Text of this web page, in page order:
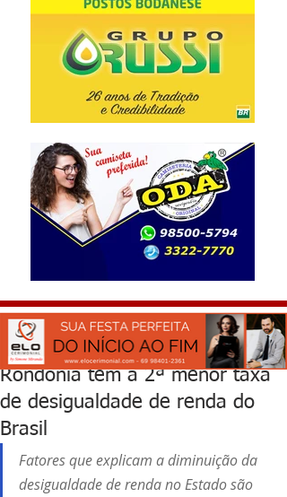
Rondônia tem a 2ª menor taxa
de desigualdade de renda do
Brasil
Fatores que explicam a diminuição da
desigualdade de renda no Estado são